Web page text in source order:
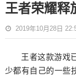
王者荣耀释
2019年10月28日
王者这款游戏
少都有自己的一些